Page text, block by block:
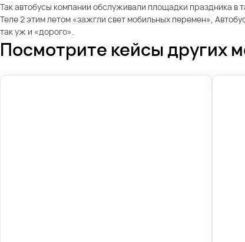
Так автобусы компании обслуживали площадки праздника в
Теле 2 этим летом «зажгли свет мобильных перемен»,
так уж и «дорого».
Посмотрите кейсы других